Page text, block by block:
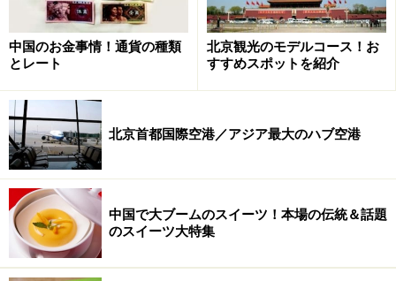
中国のお金事情！通貨の種類
とレート
北京観光のモデルコース！お
すすめスポットを紹介
北京首都国際空港／アジア最大のハブ空港
中国で大ブームのスイーツ！本場の伝統＆話題
のスイーツ大特集